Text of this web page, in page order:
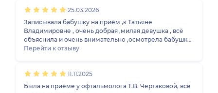
край)
25.03.2026
Записывала бабушку на приём ,к Татьяне
Владимировне , очень добрая ,милая девушка , всё
объяснила и очень внимательно ,осмотрела бабушка
на трёх аппаратов .Советую ходить к этой девушки
родственников ,сюда .
Перейти к отзыву
11.11.2025
Была на приёме у офтальмолога Т.В. Чертаковой, всё